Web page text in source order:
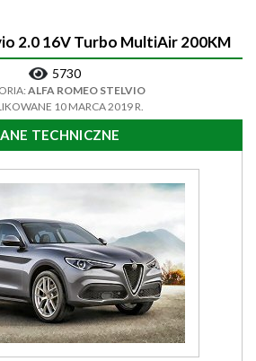
2.0 16V Turbo MultiAir 200KM
5730
ALFA ROMEO STELVIO
10 MARCA 2019 R.
TECHNICZNE